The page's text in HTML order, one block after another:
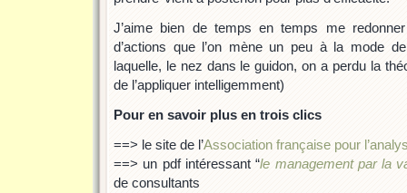
J’aime bien de temps en temps me
d’actions que l’on mène un peu à la mode
laquelle, le nez dans le guidon, on a perdu la
de l’appliquer intelligemment)
Pour en savoir plus en trois clics
==> le site de l’Association française pour
==> un pdf intéressant “le management par la
de consultants